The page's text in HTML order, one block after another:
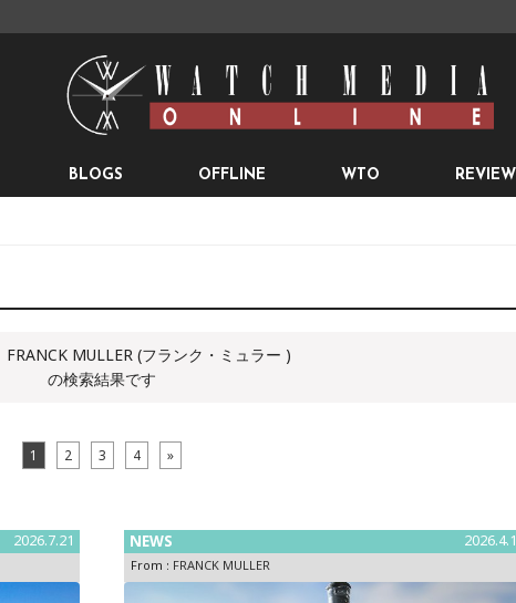
BLOGS OFFLINE WTO REVIEW
FRANCK MULLER (フランク・ミュラー )
の検索結果です
1 2 3 4 »
2026.7.21 NEWS 2026.4.1
From : FRANCK MULLER